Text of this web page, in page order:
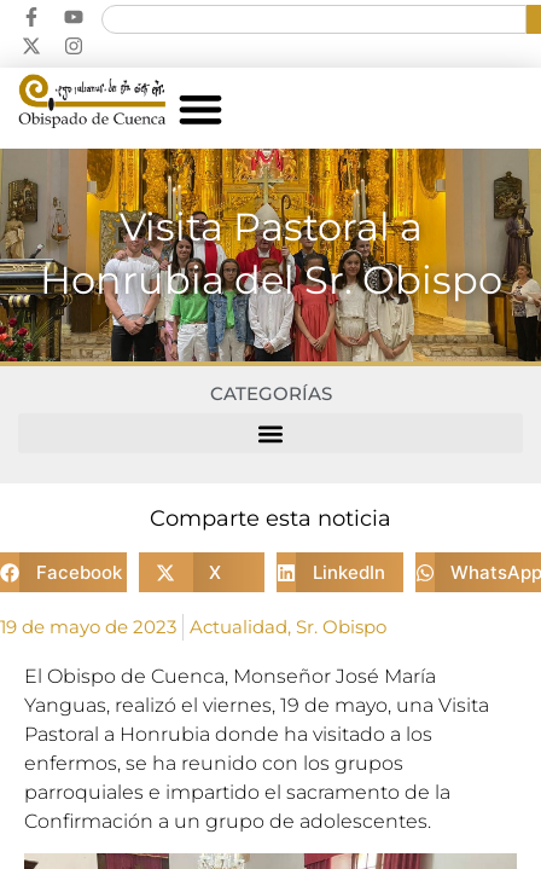
Visita Pastoral a
Honrubia del Sr. Obispo
CATEGORÍAS
Comparte esta noticia
Facebook X LinkedIn WhatsApp
19 de mayo de 2023 Actualidad, Sr. Obispo
El Obispo de Cuenca, Monseñor José María
Yanguas, realizó el viernes, 19 de mayo, una Visita
Pastoral a Honrubia donde ha visitado a los
enfermos, se ha reunido con los grupos
parroquiales e impartido el sacramento de la
Confirmación a un grupo de adolescentes.